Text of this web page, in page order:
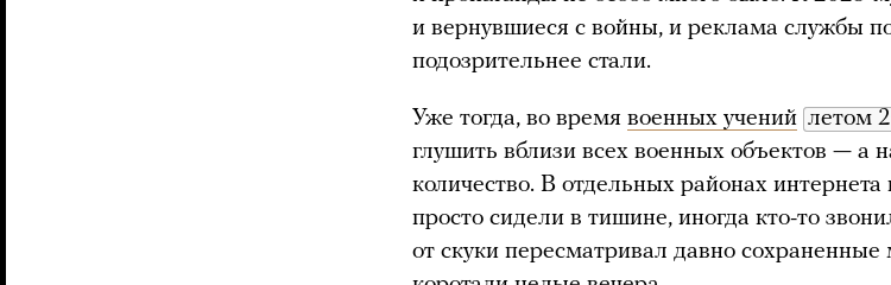
и вернувшиеся с войны, и реклама службы
подозрительнее стали.
Уже тогда, во время военных учений летом
глушить вблизи всех военных объектов — а
количество. В отдельных районах
просто сидели в тишине, иногда кто-то
от скуки пересматривал давно